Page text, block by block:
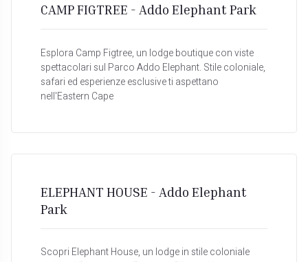
CAMP FIGTREE - Addo Elephant Park
Esplora Camp Figtree, un lodge boutique con viste
spettacolari sul Parco Addo Elephant. Stile coloniale,
safari ed esperienze esclusive ti aspettano
nell'Eastern Cape
ELEPHANT HOUSE - Addo Elephant
Park
Scopri Elephant House, un lodge in stile coloniale